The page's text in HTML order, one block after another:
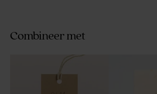
Voetbal naamlabel
Combineer met